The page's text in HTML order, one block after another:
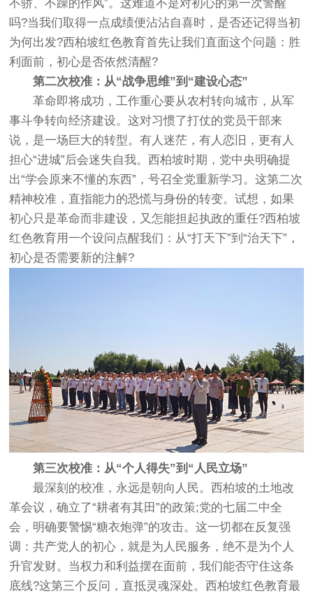
不骄、不躁的作风”。这难道不是对初心的第一次警醒
吗?当我们取得一点成绩便沾沾自喜时，是否还记得当初
为何出发?西柏坡红色教育首先让我们直面这个问题：胜
利面前，初心是否依然清醒?
第二次校准：从“战争思维”到“建设心态”
革命即将成功，工作重心要从农村转向城市，从军
事斗争转向经济建设。这对习惯了打仗的党员干部来
说，是一场巨大的转型。有人迷茫，有人恋旧，更有人
担心“进城”后会迷失自我。西柏坡时期，党中央明确提
出“学会原来不懂的东西”，号召全党重新学习。这第二次
精神校准，直指能力的恐慌与身份的转变。试想，如果
初心只是革命而非建设，又怎能担起执政的重任?西柏坡
红色教育用一个设问点醒我们：从“打天下”到“治天下”，
初心是否需要新的注解?
第三次校准：从“个人得失”到“人民立场”
最深刻的校准，永远是朝向人民。西柏坡的土地改
革会议，确立了“耕者有其田”的政策;党的七届二中全
会，明确要警惕“糖衣炮弹”的攻击。这一切都在反复强
调：共产党人的初心，就是为人民服务，绝不是为个人
升官发财。当权力和利益摆在面前，我们能否守住这条
底线?这第三个反问，直抵灵魂深处。西柏坡红色教育最